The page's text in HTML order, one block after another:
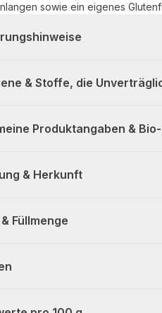
sowie ein eigenes
& Stoffe, die
Produktangaben &
& Herkunft
Füllmenge